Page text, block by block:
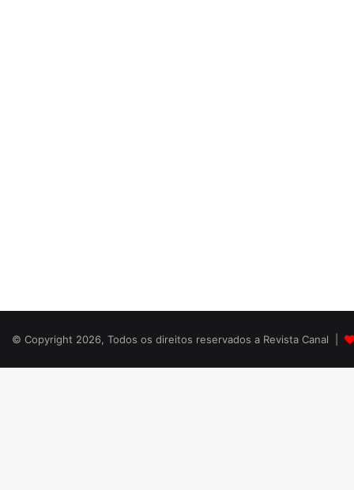
© Copyright 2026, Todos os direitos reservados a Revista Canal |